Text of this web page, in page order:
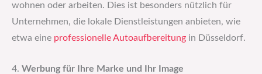
wohnen oder arbeiten. Dies ist besonders nützlich für
Unternehmen, die lokale Dienstleistungen anbieten, wie
etwa eine professionelle Autoaufbereitung in Düsseldorf.
4. Werbung für Ihre Marke und Ihr Image